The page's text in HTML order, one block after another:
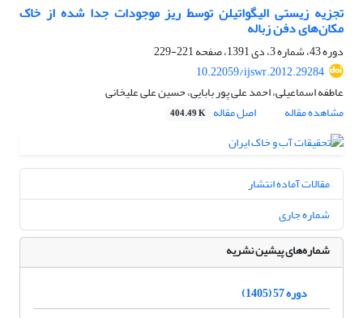
تجزیه زیستی الیگواتیلن توسط ریز موجودات جدا شده از خاک
مکان‌های دفن زباله
دوره 43، شماره 3، دی 1391، صفحه
221-229
10.22059/ijswr.2012.29284
عاطفه اسماعیلی، احمد علی پور بابایی، حسین علی علیخانی
مشاهده مقاله
اصل مقاله 404.49 K
مقالات آماده انتشار
شماره جاری
شماره‌های پیشین نشریه
دوره 57 (1405)